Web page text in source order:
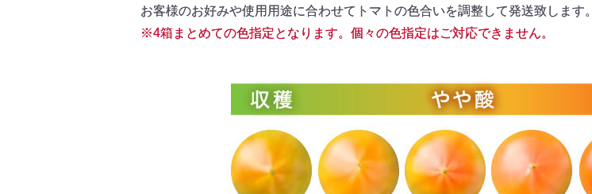
お客様のお好みや使用用途に合わせてトマトの色合いを調整して発送致します。
※4箱まとめての色指定となります。個々の色指定はご対応できません。